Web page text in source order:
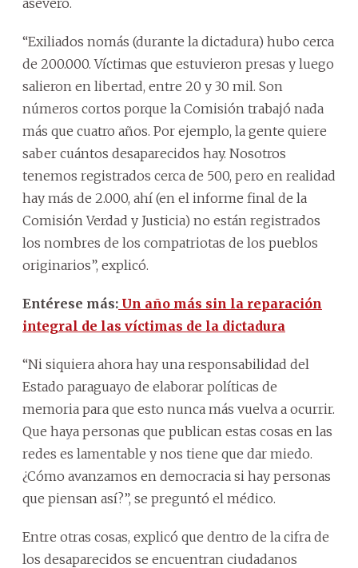
“Exiliados nomás (durante la dictadura) hubo cerca
de 200.000. Víctimas que estuvieron presas y luego
salieron en libertad, entre 20 y 30 mil. Son
números cortos porque la Comisión trabajó nada
más que cuatro años. Por ejemplo, la gente quiere
saber cuántos desaparecidos hay. Nosotros
tenemos registrados cerca de 500, pero en realidad
hay más de 2.000, ahí (en el informe final de la
Comisión Verdad y Justicia) no están registrados
los nombres de los compatriotas de los pueblos
originarios”, explicó.
Entérese más: Un año más sin la reparación
integral de las víctimas de la dictadura
“Ni siquiera ahora hay una responsabilidad del
Estado paraguayo de elaborar políticas de
memoria para que esto nunca más vuelva a ocurrir.
Que haya personas que publican estas cosas en las
redes es lamentable y nos tiene que dar miedo.
¿Cómo avanzamos en democracia si hay personas
que piensan así?”, se preguntó el médico.
Entre otras cosas, explicó que dentro de la cifra de
los desaparecidos se encuentran ciudadanos